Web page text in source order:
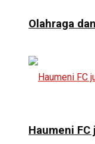
Olahraga
Haumeni